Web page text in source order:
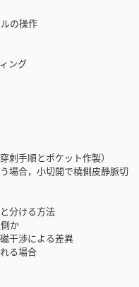
の操作
ング
手順とポケット作製）
合，小切開で橈側皮静脈切
分ける方法
か
渉による差異
る場合